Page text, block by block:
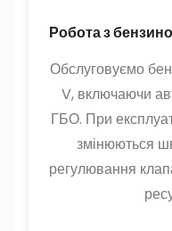
Робота з
Обслуговуємо
V, включаючи
ГБО. При
змінюються
регулювання